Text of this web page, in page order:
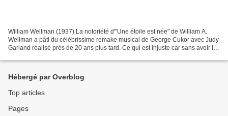
William Wellman (1937) La notoriété d'"Une étoile est née" de William A.
Wellman a pâti du célébrissime remake musical de George Cukor avec Judy
Garland réalisé près de 20 ans plus tard. Ce qui est injuste car sans avoir la
Hébergé par Overblog
Top articles
Pages